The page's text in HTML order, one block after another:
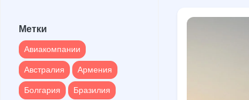
Австралия
Армения
Болгария
Бразилия
Великобритания
Метки
Авиакомпании
Австралия
Армения
Болгария
Бразилия